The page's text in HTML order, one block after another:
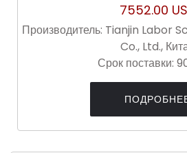
7552.00
Производитель: Tianjin Labor
Co., Ltd.,
Срок поставки: